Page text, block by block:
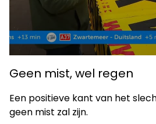
Geen mist, wel regen
Een positieve kant van het
geen mist zal zijn.